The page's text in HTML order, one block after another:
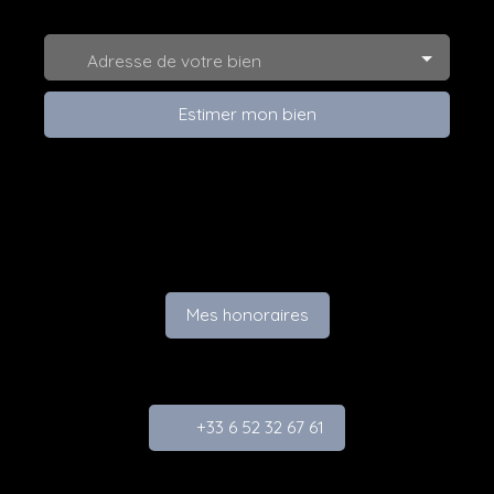
Adresse de votre bien
Estimer mon bien
Mes honoraires
+33 6 52 32 67 61